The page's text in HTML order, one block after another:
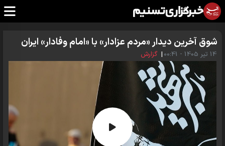
شوق آخرین دیدار «مردم عزادار» با «امام وفادار» ایران
14 تير 1405 - 00:41 | گزارش